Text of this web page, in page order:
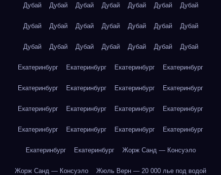
Дубай Дубай Дубай Дубай Дубай Дубай Дубай
Дубай Дубай Дубай Дубай Дубай Дубай Дубай
Дубай Дубай Дубай Дубай Дубай Дубай Дубай
Екатеринбург Екатеринбург Екатеринбург Екатеринбург
Екатеринбург Екатеринбург Екатеринбург Екатеринбург
Екатеринбург Екатеринбург Екатеринбург Екатеринбург
Екатеринбург Екатеринбург Екатеринбург Екатеринбург
Екатеринбург Екатеринбург Жорж Санд — Консуэло
Жорж Санд — Консуэло Жюль Верн — 20 000 лье под водой